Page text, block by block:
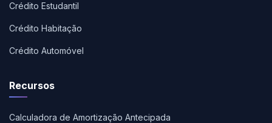
Crédito Estudantil
Crédito Habitação
Crédito Automóvel
Recursos
Calculadora de Amortização Antecipada